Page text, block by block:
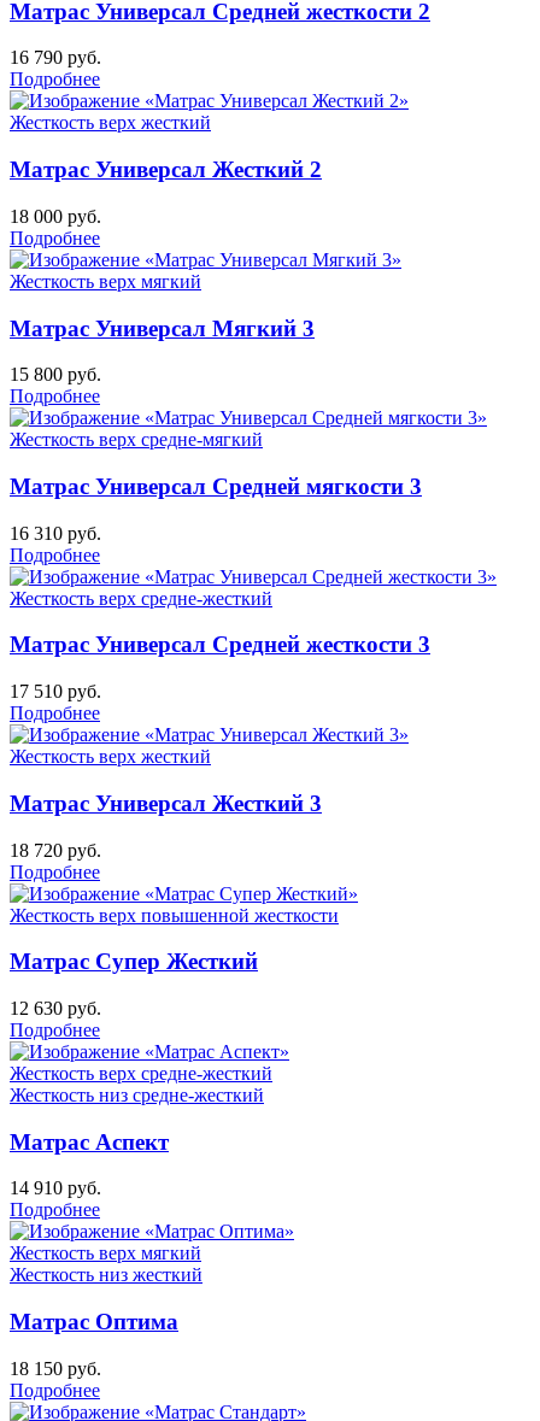
Матрас Универсал Средней жесткости 2
16 790 руб.
Подробнее
Жесткость верх жесткий
Матрас Универсал Жесткий 2
18 000 руб.
Подробнее
Жесткость верх мягкий
Матрас Универсал Мягкий 3
15 800 руб.
Подробнее
Жесткость верх средне-мягкий
Матрас Универсал Средней мягкости 3
16 310 руб.
Подробнее
Жесткость верх средне-жесткий
Матрас Универсал Средней жесткости 3
17 510 руб.
Подробнее
Жесткость верх жесткий
Матрас Универсал Жесткий 3
18 720 руб.
Подробнее
Жесткость верх повышенной жесткости
Матрас Супер Жесткий
12 630 руб.
Подробнее
Жесткость верх средне-жесткий
Жесткость низ средне-жесткий
Матрас Аспект
14 910 руб.
Подробнее
Жесткость верх мягкий
Жесткость низ жесткий
Матрас Оптима
18 150 руб.
Подробнее